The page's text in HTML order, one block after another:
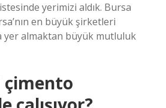
yerimizi aldık. Bursa
en büyük şirketleri
yer almaktan büyük mutluluk
çimento